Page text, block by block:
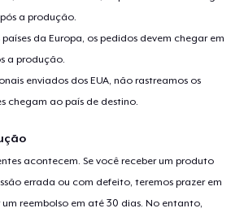
a produção.
da Europa, os pedidos devem chegar em
a produção.
enviados dos EUA, não rastreamos os
chegam ao país de destino.
acontecem. Se você receber um produto
errada ou com defeito, teremos prazer em
reembolso em até 30 dias. No entanto,